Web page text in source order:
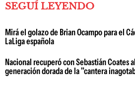
SEGUÍ LEYENDO
Mirá el golazo de Brian Ocampo para el
LaLiga española
Nacional recuperó con Sebastián Coates
generación dorada de la "cantera